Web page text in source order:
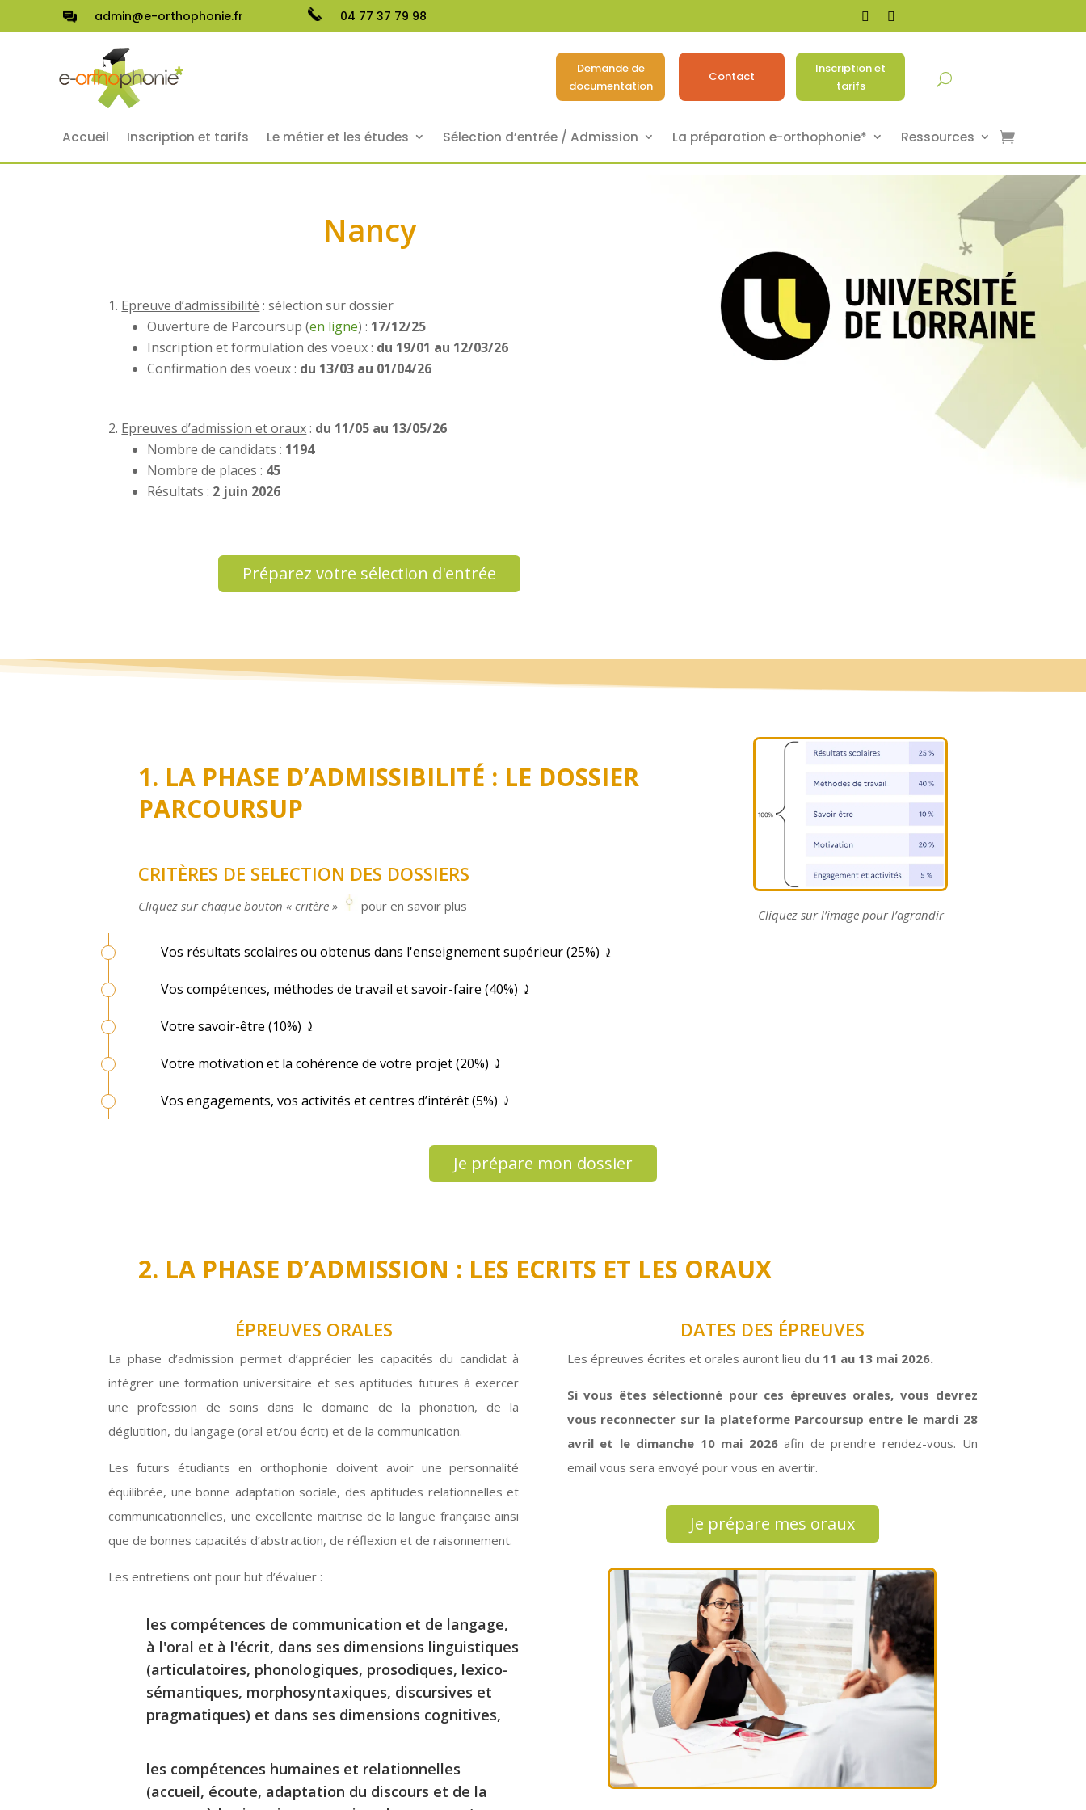
admin@e-orthophonie.fr 04 77 37 79 98
Demande de
documentation
Contact
Inscription et
tarifs
Accueil Inscription et tarifs Le métier et les études Sélection d’entrée / Admission La préparation e-orthophonie* Ressources
Nancy
Epreuve d’admissibilité : sélection sur dossier
Ouverture de Parcoursup (en ligne) : 17/12/25
Inscription et formulation des voeux : du 19/01 au 12/03/26
Confirmation des voeux : du 13/03 au 01/04/26
Epreuves d’admission et oraux: du 11/05 au 13/05/26
Nombre de candidats : 1194
Nombre de places : 45
Résultats : 2 juin 2026
Préparez votre sélection d'entrée
1. LA PHASE D’ADMISSIBILITÉ : LE DOSSIER
PARCOURSUP
CRITÈRES DE SELECTION DES DOSSIERS
Cliquez sur chaque bouton « critère » pour en savoir plus
Cliquez sur l’image pour l’agrandir
Vos résultats scolaires ou obtenus dans l'enseignement supérieur (25%) ⤸
Vos compétences, méthodes de travail et savoir-faire (40%) ⤸
Votre savoir-être (10%) ⤸
Votre motivation et la cohérence de votre projet (20%) ⤸
Vos engagements, vos activités et centres d’intérêt (5%) ⤸
Je prépare mon dossier
2. LA PHASE D’ADMISSION : LES ECRITS ET LES ORAUX
ÉPREUVES ORALES
La phase d’admission permet d’apprécier les capacités du candidat à
intégrer une formation universitaire et ses aptitudes futures à exercer
une profession de soins dans le domaine de la phonation, de la
déglutition, du langage (oral et/ou écrit) et de la communication.
Les futurs étudiants en orthophonie doivent avoir une personnalité
équilibrée, une bonne adaptation sociale, des aptitudes relationnelles et
communicationnelles, une excellente maitrise de la langue française ainsi
que de bonnes capacités d’abstraction, de réflexion et de raisonnement.
Les entretiens ont pour but d’évaluer :
les compétences de communication et de langage,
à l'oral et à l'écrit, dans ses dimensions linguistiques
(articulatoires, phonologiques, prosodiques, lexico-
sémantiques, morphosyntaxiques, discursives et
pragmatiques) et dans ses dimensions cognitives,
les compétences humaines et relationnelles
(accueil, écoute, adaptation du discours et de la
DATES DES ÉPREUVES
Les épreuves écrites et orales auront lieu du 11 au 13 mai 2026.
Si vous êtes sélectionné pour ces épreuves orales, vous devrez
vous reconnecter sur la plateforme Parcoursup entre le mardi 28
avril et le dimanche 10 mai 2026afin de prendre rendez-vous. Un
email vous sera envoyé pour vous en avertir.
Je prépare mes oraux